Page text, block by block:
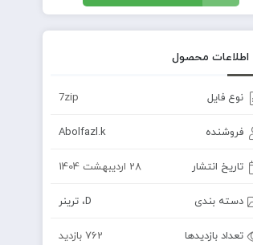
اطلاعات محصول
نوع فایل 7zip
فروشنده Abolfazl.k
تاریخ انتشار 28 اردیبهشت 1404
دسته بندی D، ترینر
تعداد بازدیدها 762 بازدید